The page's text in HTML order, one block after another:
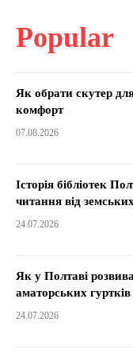
Popular
Як обрати скутер
комфорт
07.08.2026
Історія бібліотек
читання від
24.07.2026
Як у Полтаві
аматорських
24.07.2026